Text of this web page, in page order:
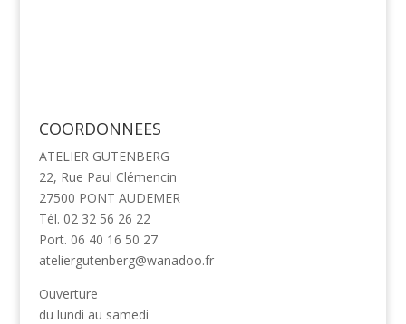
COORDONNEES
ATELIER GUTENBERG
22, Rue Paul Clémencin
27500 PONT AUDEMER
Tél. 02 32 56 26 22
Port. 06 40 16 50 27
ateliergutenberg@wanadoo.fr
Ouverture
du lundi au samedi